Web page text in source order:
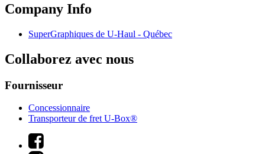
Company Info
SuperGraphiques de U-Haul - Québec
Collaborez avec nous
Fournisseur
Concessionnaire
Transporteur de fret U-Box®